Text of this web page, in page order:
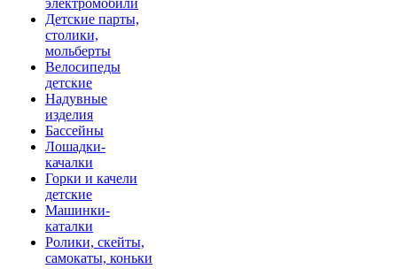
электромобили
Детские парты,
столики,
мольберты
Велосипеды
детские
Надувные
изделия
Бассейны
Лошадки-
качалки
Горки и качели
детские
Машинки-
каталки
Ролики, скейты,
самокаты, коньки